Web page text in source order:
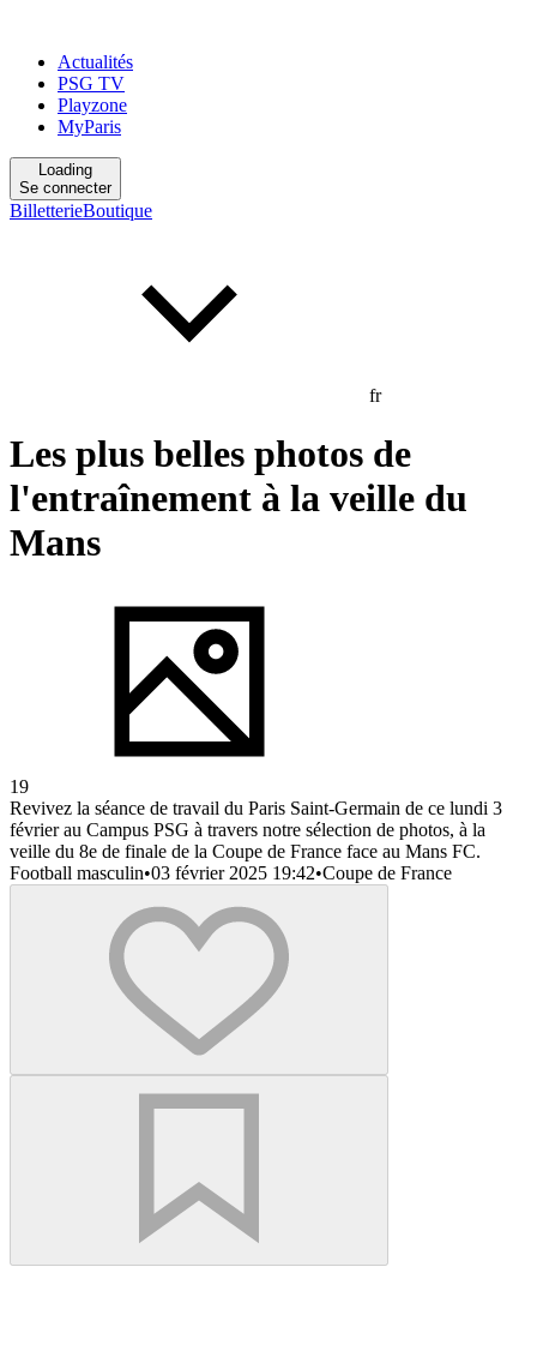
Actualités
PSG TV
Playzone
MyParis
Loading
Se connecter
BilletterieBoutique
fr
Les plus belles photos de
l'entraînement à la veille du
Mans
19
Revivez la séance de travail du Paris Saint-Germain de ce lundi 3
février au Campus PSG à travers notre sélection de photos, à la
veille du 8e de finale de la Coupe de France face au Mans FC.
Football masculin•03 février 2025 19:42•Coupe de France